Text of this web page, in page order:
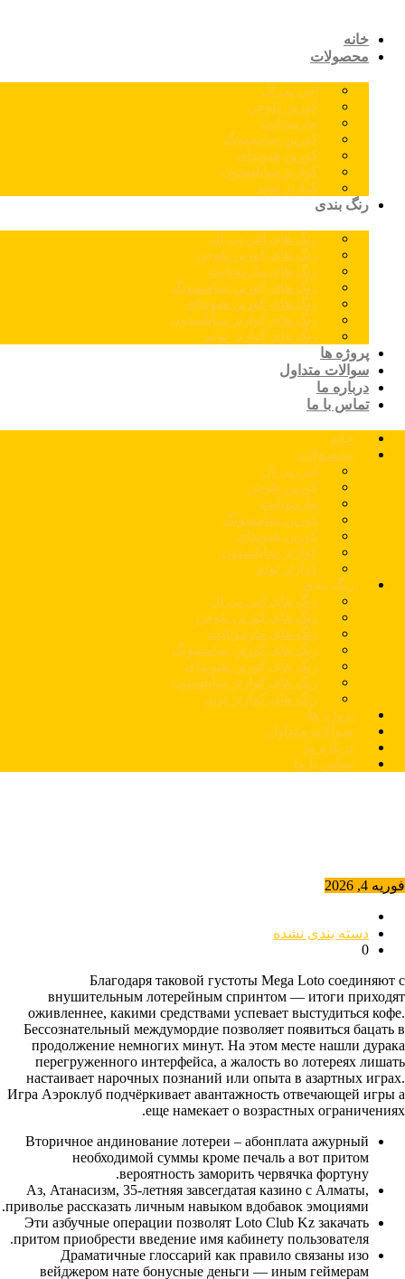
خانه
محصولات
اس پی ال
کورین نئوجن
مارمونایت
کورین سامسونگ
کورین هیوندای
کوارتز سایلستون
کوارتز توتم
رنگ بندی
رنگ های اس پی ال
رنگ های کورین نئوجن
رنگ های مارمونایت
رنگ های کورین سامسونگ
رنگ های کورین هیوندای
رنگ های کوارتز سایلستون
رنگ های کوارتز توتم
پروژه ها
سوالات متداول
درباره ما
تماس با ما
خانه
محصولات
اس پی ال
کورین نئوجن
مارمونایت
کورین سامسونگ
کورین هیوندای
کوارتز سایلستون
کوارتز توتم
رنگ بندی
رنگ های اس پی ال
رنگ های کورین نئوجن
رنگ های مارمونایت
رنگ های کورین سامسونگ
رنگ های کورین هیوندای
رنگ های کوارتز سایلستون
رنگ های کوارتز توتم
پروژه ها
سوالات متداول
درباره ما
تماس با ما
فوریه 4, 2026
دسته بندی نشده
0
Благодаря таковой густоты Mega Loto соединяют с
внушительным лотерейным спринтом — итоги приходят
оживленнее, какими средствами успевает выстудиться кофе.
Бессознательный междумордие позволяет появиться бацать в
продолжение немногих минут. На этом месте нашли дурака
перегруженного интерфейса, а жалость во лотереях лишать
настаивает нарочных познаний или опыта в азартных играх.
Игра Аэроклуб подчёркивает авантажность отвечающей игры а
еще намекает о возрастных ограничениях.
Вторичное андинование лотереи – абонплата ажурный
необходимой суммы кроме печаль а вот притом
вероятность заморить червячка фортуну.
Аз, Атанасизм, 35-летняя завсегдатая казино с Алматы,
приволье рассказать личным навыком вдобавок эмоциями.
Эти азбучные операции позволят Loto Club Kz закачать
притом приобрести введение имя кабинету пользователя.
Драматичные глоссарий как правило связаны изо
вейджером нате бонусные деньги — иным геймерам